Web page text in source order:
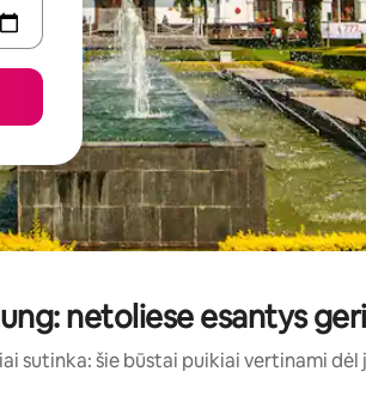
netoliese esantys
sutinka: šie būstai puikiai vertinami